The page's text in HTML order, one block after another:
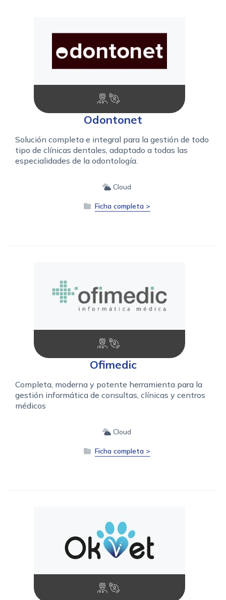
Odontonet
Solución completa e integral para la gestión de todo
tipo de clínicas dentales, adaptado a todas las
especialidades de la odontología.
Cloud
Ficha completa >
Ofimedic
Completa, moderna y potente herramienta para la
gestión informática de consultas, clínicas y centros
médicos
Cloud
Ficha completa >